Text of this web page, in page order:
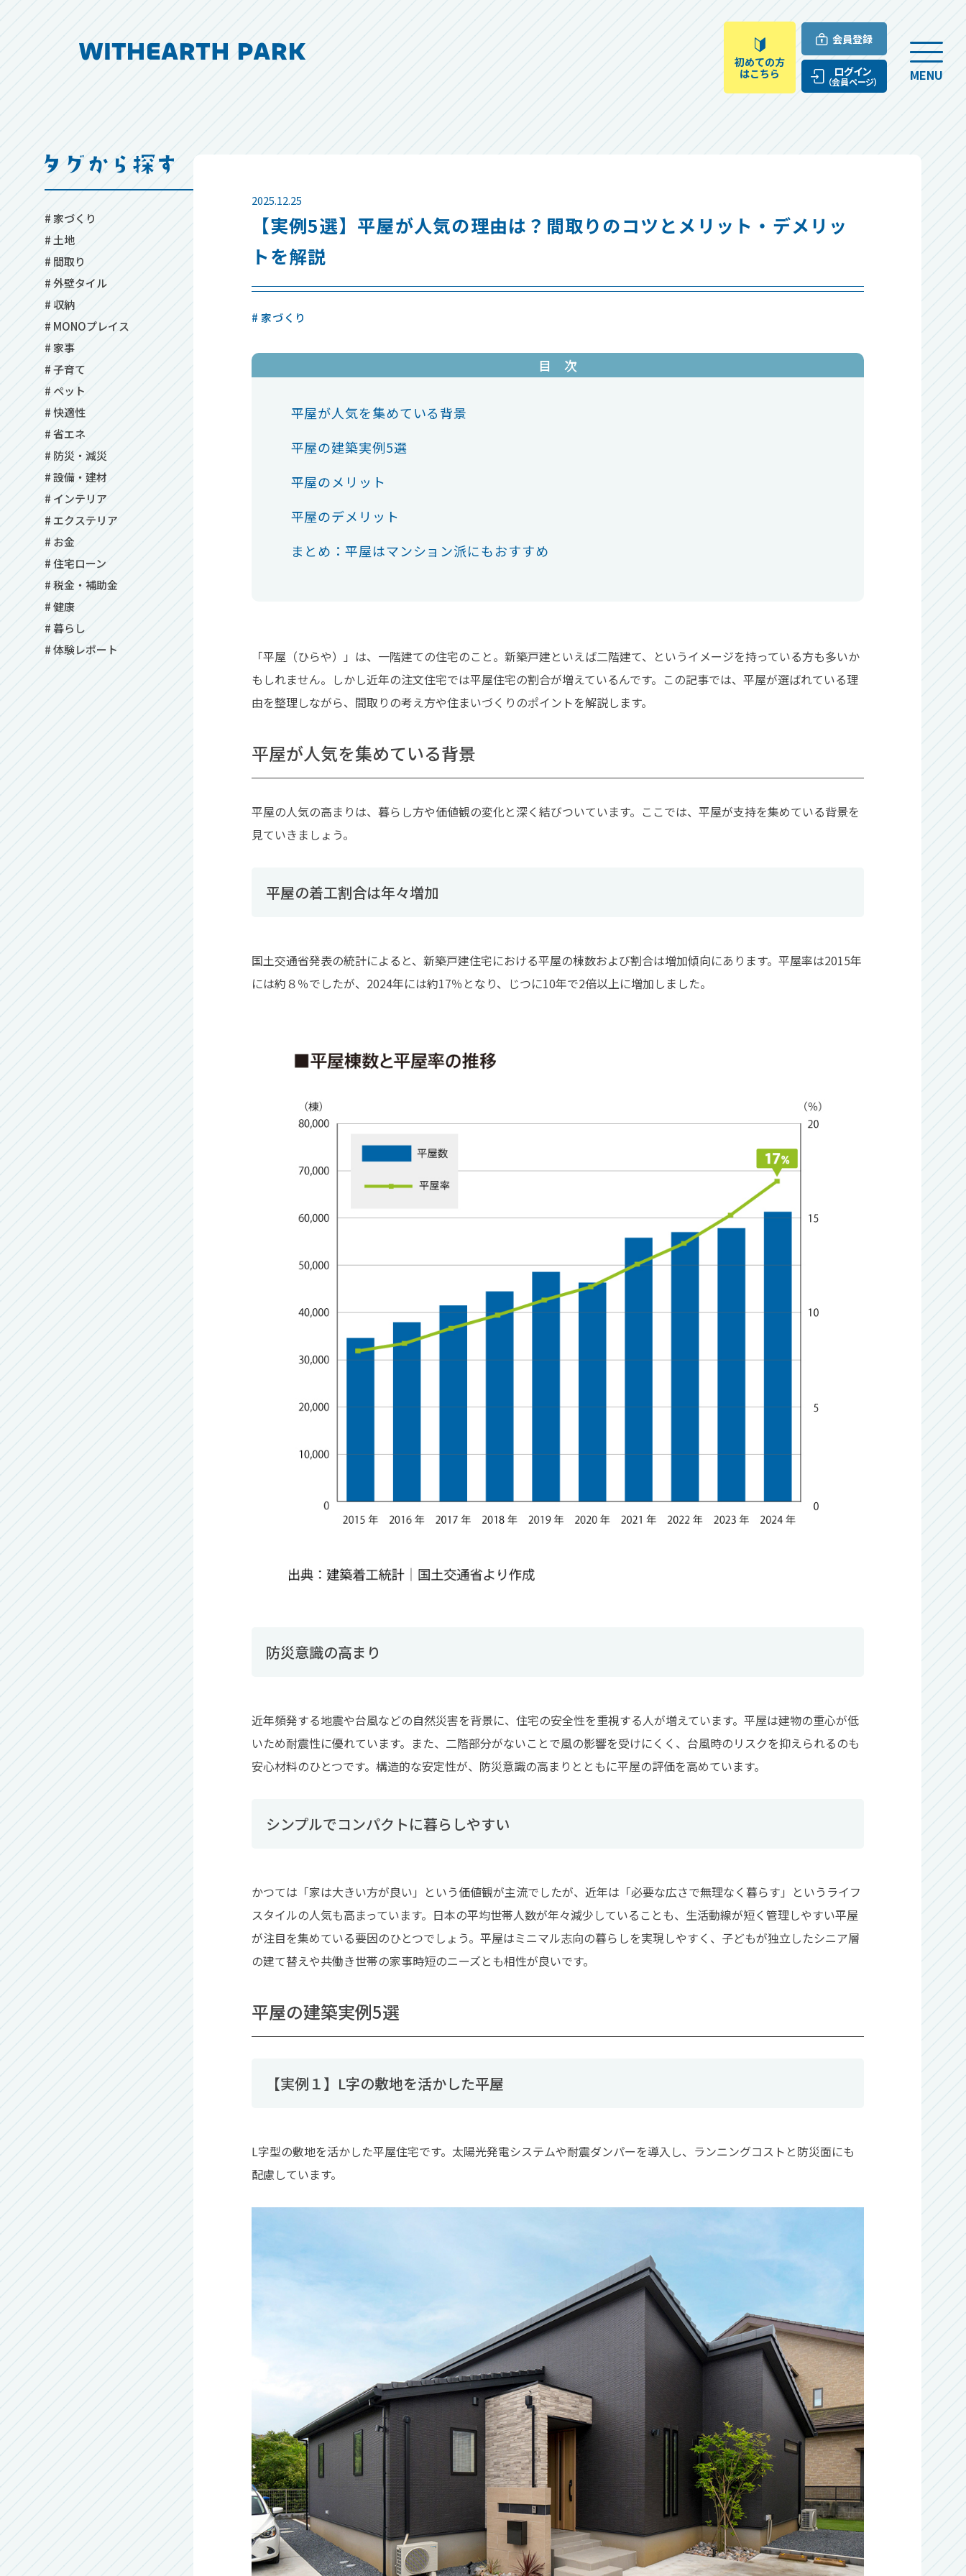
初めての方
はこちら
会員登録
ログイン
（会員ページ） MENU
# 家づくり
# 土地
# 間取り
# 外壁タイル
# 収納
# MONOプレイス
# 家事
# 子育て
# ペット
# 快適性
# 省エネ
# 防災・減災
# 設備・建材
# インテリア
# エクステリア
# お金
# 住宅ローン
# 税金・補助金
# 健康
# 暮らし
# 体験レポート
2025.12.25
【実例5選】平屋が人気の理由は？間取りのコツとメリット・デメリッ
トを解説
# 家づくり
目 次
平屋が人気を集めている背景
平屋の建築実例5選
平屋のメリット
平屋のデメリット
まとめ：平屋はマンション派にもおすすめ
「平屋（ひらや）」は、一階建ての住宅のこと。新築戸建といえば二階建て、というイメージを持っている方も多いか
もしれません。しかし近年の注文住宅では平屋住宅の割合が増えているんです。この記事では、平屋が選ばれている理
由を整理しながら、間取りの考え方や住まいづくりのポイントを解説します。
平屋が人気を集めている背景
平屋の人気の高まりは、暮らし方や価値観の変化と深く結びついています。ここでは、平屋が支持を集めている背景を
見ていきましょう。
平屋の着工割合は年々増加
国土交通省発表の統計によると、新築戸建住宅における平屋の棟数および割合は増加傾向にあります。平屋率は2015年
には約８％でしたが、2024年には約17％となり、じつに10年で2倍以上に増加しました。
防災意識の高まり
近年頻発する地震や台風などの自然災害を背景に、住宅の安全性を重視する人が増えています。平屋は建物の重心が低
いため耐震性に優れています。また、二階部分がないことで風の影響を受けにくく、台風時のリスクを抑えられるのも
安心材料のひとつです。構造的な安定性が、防災意識の高まりとともに平屋の評価を高めています。
シンプルでコンパクトに暮らしやすい
かつては「家は大きい方が良い」という価値観が主流でしたが、近年は「必要な広さで無理なく暮らす」というライフ
スタイルの人気も高まっています。日本の平均世帯人数が年々減少していることも、生活動線が短く管理しやすい平屋
が注目を集めている要因のひとつでしょう。平屋はミニマル志向の暮らしを実現しやすく、子どもが独立したシニア層
の建て替えや共働き世帯の家事時短のニーズとも相性が良いです。
平屋の建築実例5選
【実例１】L字の敷地を活かした平屋
L字型の敷地を活かした平屋住宅です。太陽光発電システムや耐震ダンパーを導入し、ランニングコストと防災面にも
配慮しています。